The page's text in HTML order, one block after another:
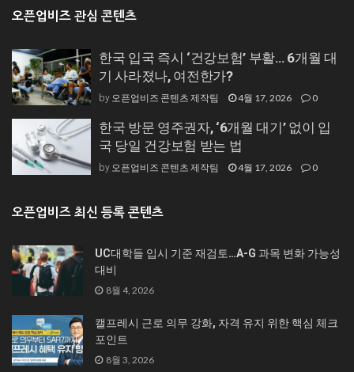
오픈업비즈 관심 콘텐츠
한국 입국 즉시 ‘건강보험’ 부활… 6개월 대
기 사라졌나, 여전한가?
by 오픈업비즈 콘텐츠 제작팀 4월 17, 2026 0
한국 방문 영주권자, ‘6개월 대기’ 없이 입
국 당일 건강보험 받는 법
by 오픈업비즈 콘텐츠 제작팀 4월 17, 2026 0
오픈업비즈 최신 등록 콘텐츠
UC대학들 입시 기준 재검토…A-G 과목 변화 가능성
대비
8월 4, 2026
캘프레시 근로 의무 강화, 자격 유지 위한 핵심 체크
포인트
8월 3, 2026